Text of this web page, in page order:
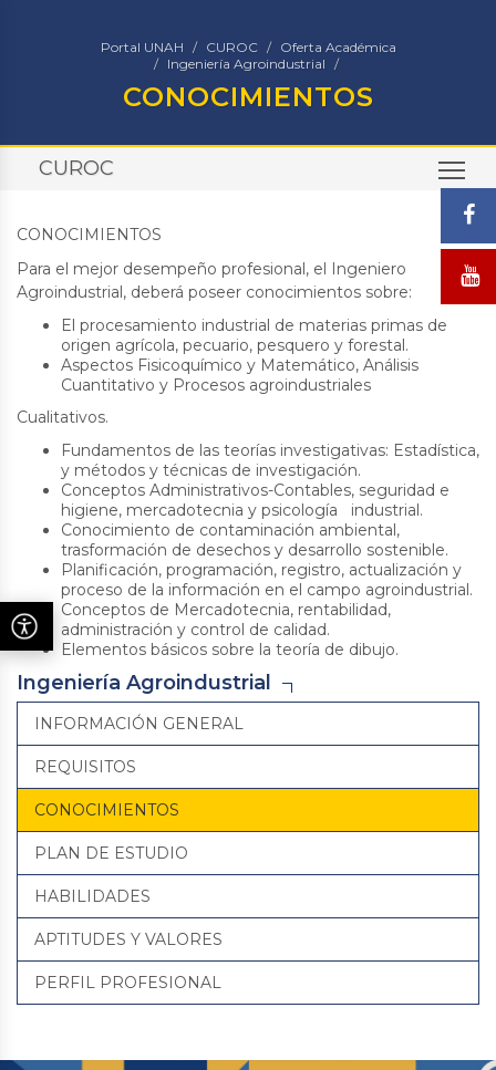
Portal UNAH CUROC
Oferta Académica
Ingeniería Agroindustrial
CONOCIMIENTOS
CUROC
CONOCIMIENTOS
Para el mejor desempeño profesional, el Ingeniero
Agroindustrial, deberá poseer conocimientos sobre:
El procesamiento industrial de materias primas de
origen agrícola, pecuario, pesquero y forestal.
Aspectos Fisicoquímico y Matemático, Análisis
Cuantitativo y Procesos agroindustriales
Cualitativos.
Fundamentos de las teorías investigativas: Estadística,
y métodos y técnicas de investigación.
Conceptos Administrativos-Contables, seguridad e
higiene, mercadotecnia y psicología industrial.
Conocimiento de contaminación ambiental,
trasformación de desechos y desarrollo sostenible.
Planificación, programación, registro, actualización y
proceso de la información en el campo agroindustrial.
Conceptos de Mercadotecnia, rentabilidad,
administración y control de calidad.
Elementos básicos sobre la teoría de dibujo.
Ingeniería Agroindustrial
INFORMACIÓN GENERAL
REQUISITOS
CONOCIMIENTOS
PLAN DE ESTUDIO
HABILIDADES
APTITUDES Y VALORES
PERFIL PROFESIONAL